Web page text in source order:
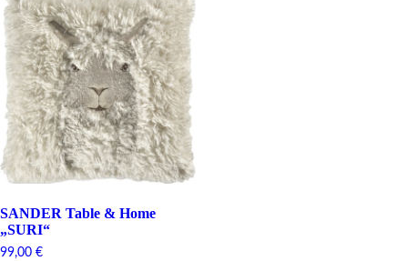
SANDER Table & Home
„SURI“
99,00 €